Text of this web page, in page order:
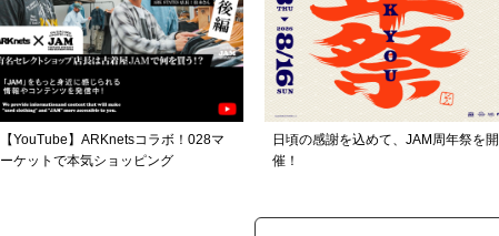
【YouTube】ARKnetsコラボ！028マ
ーケットで本気ショッピング
日頃の感謝を込めて、JAM周年祭を開
催！